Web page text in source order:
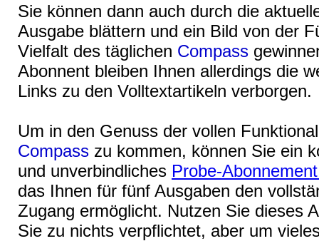
Sie können dann auch durch die
Ausgabe blättern und ein Bild von der
Vielfalt des täglichen Compass
Abonnent bleiben Ihnen allerdings die
Links zu den Volltextartikeln verborgen.
Um in den Genuss der vollen
Compass zu kommen, können Sie ein
und unverbindliches Probe-
das Ihnen für fünf Ausgaben den
Zugang ermöglicht. Nutzen Sie dieses
Sie zu nichts verpflichtet, aber um